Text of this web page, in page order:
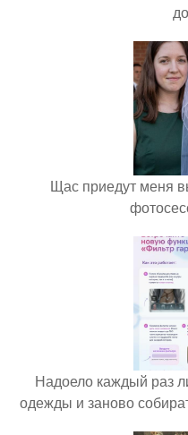
Щас приедут меня
Надоело каждый раз
одежды и заново